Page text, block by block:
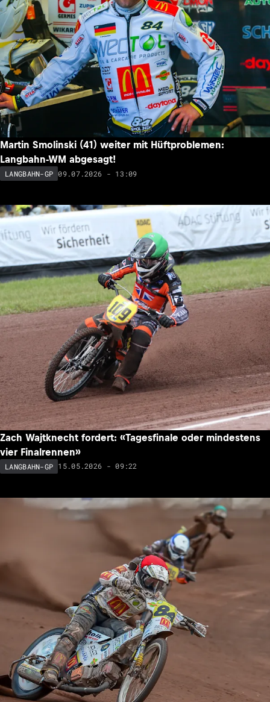
Martin Smolinski (41) weiter mit Hüftproblemen:
Langbahn-WM abgesagt!
LANGBAHN-GP 09.07.2026 - 13:09
Zach Wajtknecht fordert: «Tagesfinale oder mindestens
vier Finalrennen»
LANGBAHN-GP 15.05.2026 - 09:22